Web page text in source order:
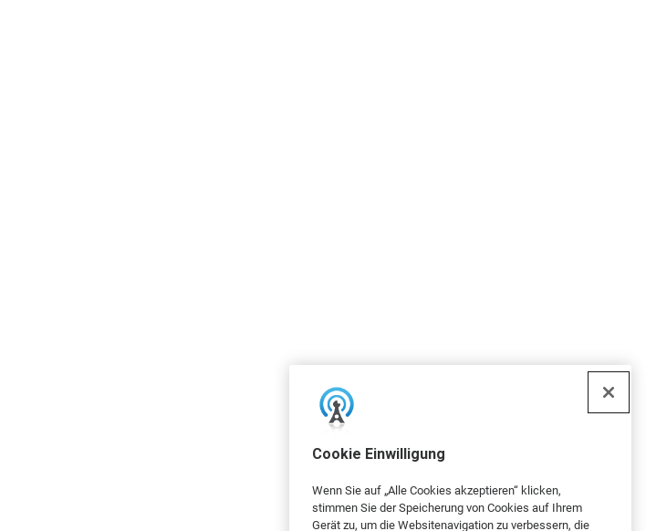
Cookie Einwilligung
Wenn Sie auf „Alle Cookies akzeptieren“ klicken,
stimmen Sie der Speicherung von Cookies auf Ihrem
Gerät zu, um die Websitenavigation zu verbessern, die